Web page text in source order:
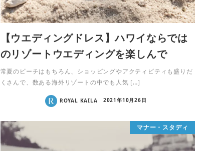
【ウエディングドレス】ハワイならでは
のリゾートウエディングを楽しんで
常夏のビーチはもちろん、ショッピングやアクティビティも盛りだ
くさんで、数ある海外リゾートの中でも人気 […]
ROYAL KAILA 2021年10月26日
マナー・スタディ